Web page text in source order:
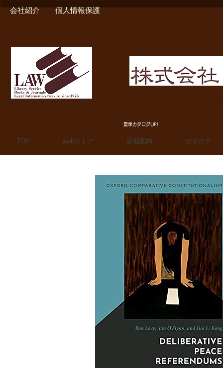
会社紹介 個人情報保護
夏季カタログUP!
TOP webストア 定期案内 カタログ